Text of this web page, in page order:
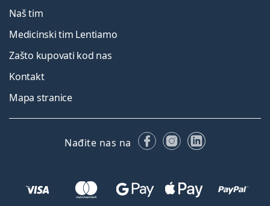
Naš tim
Medicinski tim Lentiamo
Zašto kupovati kod nas
Kontakt
Mapa stranice
Nađite nas na FacebookuInstagramu
LinkedIn